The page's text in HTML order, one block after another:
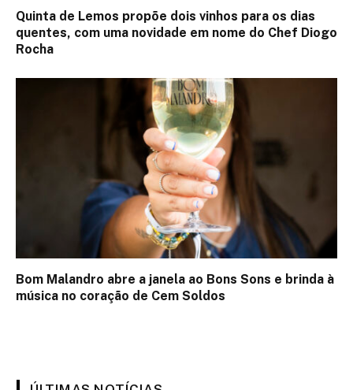
Quinta de Lemos propõe dois vinhos para os dias
quentes, com uma novidade em nome do Chef Diogo
Rocha
Bom Malandro abre a janela ao Bons Sons e brinda à
música no coração de Cem Soldos